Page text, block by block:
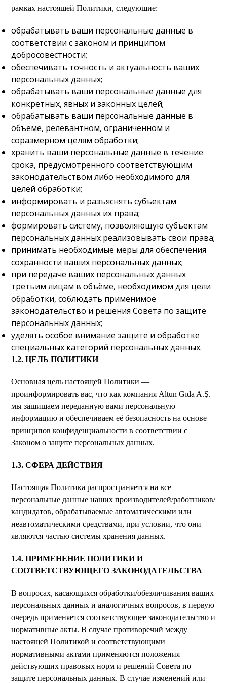
рамках настоящей Политики, следующие:
обрабатывать ваши персональные данные в
соответствии с законом и принципом
добросовестности;
обеспечивать точность и актуальность ваших
персональных данных;
обрабатывать ваши персональные данные для
конкретных, явных и законных целей;
обрабатывать ваши персональные данные в
объёме, релевантном, ограниченном и
соразмерном целям обработки;
хранить ваши персональные данные в течение
срока, предусмотренного соответствующим
законодательством либо необходимого для
целей обработки;
информировать и разъяснять субъектам
персональных данных их права;
формировать систему, позволяющую субъектам
персональных данных реализовывать свои права;
принимать необходимые меры для обеспечения
сохранности ваших персональных данных;
при передаче ваших персональных данных
третьим лицам в объёме, необходимом для цели
обработки, соблюдать применимое
законодательство и решения Совета по защите
персональных данных;
уделять особое внимание защите и обработке
специальных категорий персональных данных.
1.2. ЦЕЛЬ ПОЛИТИКИ
Основная цель настоящей Политики —
проинформировать вас, что как компания Altun Gıda A.Ş.
мы защищаем переданную вами персональную
информацию и обеспечиваем её безопасность на основе
принципов конфиденциальности в соответствии с
Законом о защите персональных данных.
1.3. СФЕРА ДЕЙСТВИЯ
Настоящая Политика распространяется на все
персональные данные наших производителей/работников/
кандидатов, обрабатываемые автоматическими или
неавтоматическими средствами, при условии, что они
являются частью системы хранения данных.
1.4. ПРИМЕНЕНИЕ ПОЛИТИКИ И
СООТВЕТСТВУЮЩЕГО ЗАКОНОДАТЕЛЬСТВА
В вопросах, касающихся обработки/обезличивания ваших
персональных данных и аналогичных вопросов, в первую
очередь применяется соответствующее законодательство и
нормативные акты. В случае противоречий между
настоящей Политикой и соответствующими
нормативными актами применяются положения
действующих правовых норм и решений Совета по
защите персональных данных. В случае изменений или